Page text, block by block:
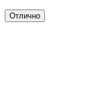
Отлично